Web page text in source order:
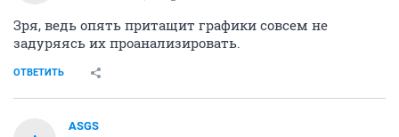
Зря, ведь опять притащит графики совсем не
задуряясь их проанализировать.
ОТВЕТИТЬ
ASGS